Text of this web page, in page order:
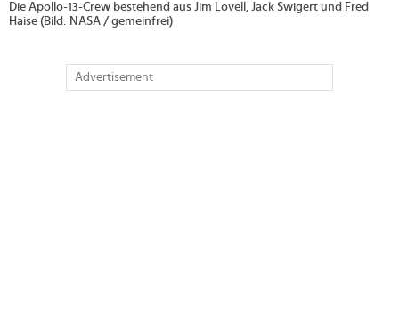
Die Apollo-13-Crew bestehend aus Jim Lovell, Jack Swigert und Fred
Haise (Bild: NASA / gemeinfrei)
Advertisement